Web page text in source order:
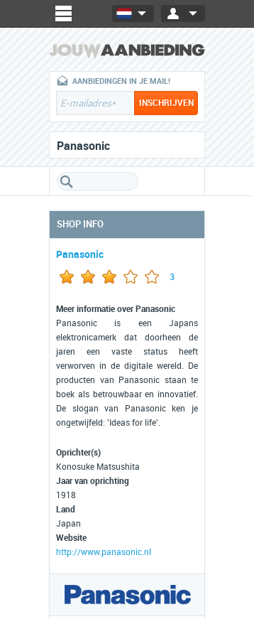
AANBIEDINGEN IN JE MAIL!
Panasonic
SHOP INFO
Panasonic
3
Meer informatie over Panasonic
Panasonic is een Japans
elektronicamerk dat doorheen de
jaren een vaste status heeft
verworven in de digitale wereld. De
producten van Panasonic staan te
boek als betrouwbaar en innovatief.
De slogan van Panasonic ken je
ongetwijfeld: 'Ideas for life'.
Oprichter(s)
Konosuke Matsushita
Jaar van oprichting
1918
Land
Japan
Website
http://www.panasonic.nl